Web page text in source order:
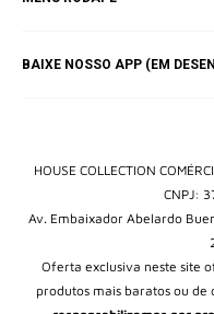
Catálogo
Termos e Condições
BAIXE NOSSO APP (EM
HOUSE COLLECTION
CNPJ:
Av. Embaixador Abelardo
Oferta exclusiva neste site
produtos mais baratos ou